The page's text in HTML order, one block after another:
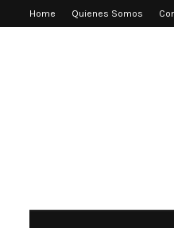
Home Quienes Somos